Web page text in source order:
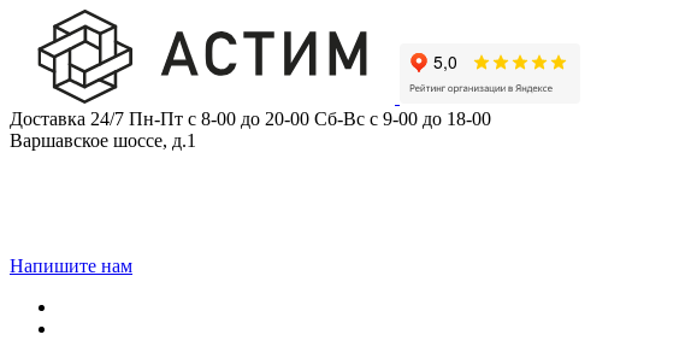
content
Доставка 24/7 Пн-Пт с 8-00 до 20-00 Сб-Вс с 9-00 до 18-00
Варшавское шоссе, д.1
Напишите нам